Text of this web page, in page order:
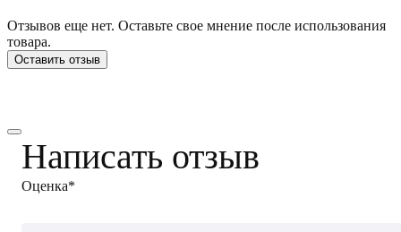
Отзывов еще нет. Оставьте свое мнение после использования
товара.
Оставить отзыв
Написать отзыв
Оценка*